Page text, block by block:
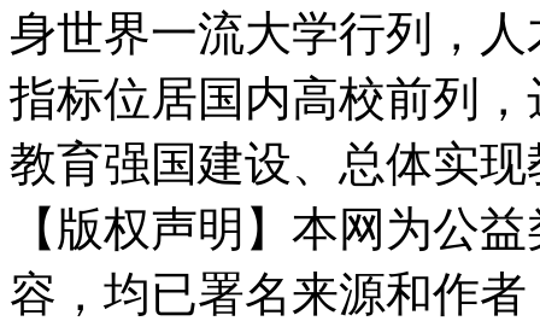
身世界一流大学行列，
指标位居国内高校前列
教育强国建设、总体实
【版权声明】本网为公
容，均已署名来源和作